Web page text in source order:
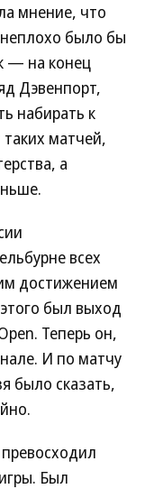
мнение, что
было бы
— на конец
Дэвенпорт,
набирать к
матчей,
а
всех
достижением
был выход
Теперь он,
И по матчу
было сказать,
Был